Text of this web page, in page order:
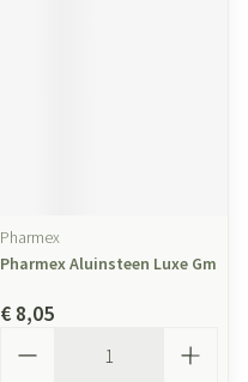
Pharmex
Pharmex Aluinsteen Luxe Gm
€ 8,05